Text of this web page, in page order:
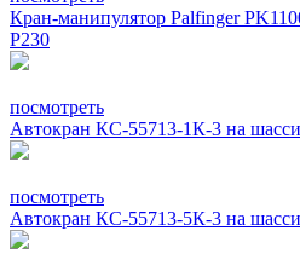
Кран-манипулятор Palfinger
P230
посмотреть
Автокран КС-55713-1К-3 на
посмотреть
Автокран КС-55713-5К-3 на